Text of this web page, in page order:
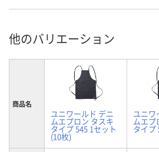
他のバリエーション
商品名
ユニワールド デニ
ムエプロン タスキ
タイプ 545 1セット
(10枚)
ユニワ
ムエ
タイプ